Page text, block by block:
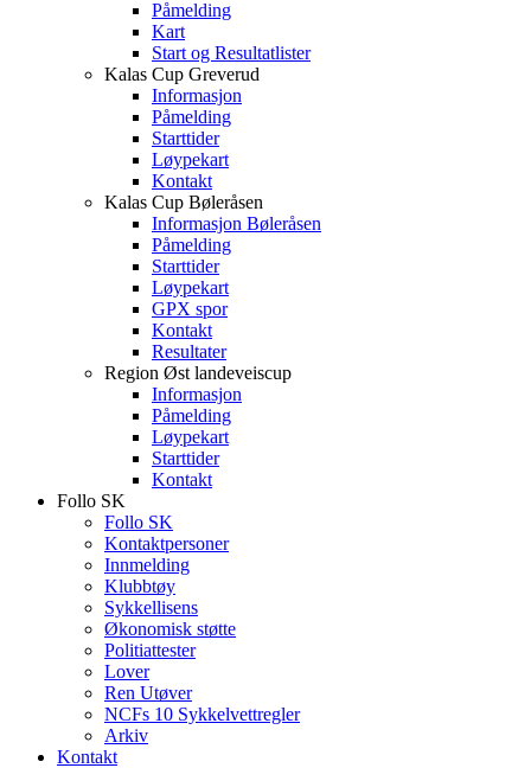
Påmelding
Kart
Start og Resultatlister
Kalas Cup Greverud
Informasjon
Påmelding
Starttider
Løypekart
Kontakt
Kalas Cup Bøleråsen
Informasjon Bøleråsen
Påmelding
Starttider
Løypekart
GPX spor
Kontakt
Resultater
Region Øst landeveiscup
Informasjon
Påmelding
Løypekart
Starttider
Kontakt
Follo SK
Follo SK
Kontaktpersoner
Innmelding
Klubbtøy
Sykkellisens
Økonomisk støtte
Politiattester
Lover
Ren Utøver
NCFs 10 Sykkelvettregler
Arkiv
Kontakt